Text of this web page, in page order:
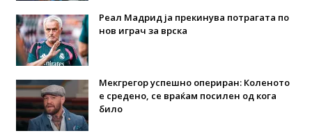
Реал Мадрид ја прекинува потрагата по
нов играч за врска
Мекгрегор успешно опериран: Коленото
е средено, се враќам посилен од кога
било